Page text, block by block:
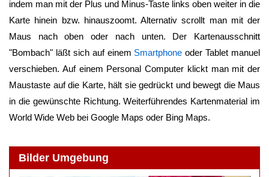
indem man mit der Plus und Minus-Taste links oben weiter in die
Karte hinein bzw. hinauszoomt. Alternativ scrollt man mit der
Maus nach oben oder nach unten. Der Kartenausschnitt
"Bombach" läßt sich auf einem Smartphone oder Tablet manuel
verschieben. Auf einem Personal Computer klickt man mit der
Maustaste auf die Karte, hält sie gedrückt und bewegt die Maus
in die gewünschte Richtung. Weiterführendes Kartenmaterial im
World Wide Web bei Google Maps oder Bing Maps.
Bilder Umgebung